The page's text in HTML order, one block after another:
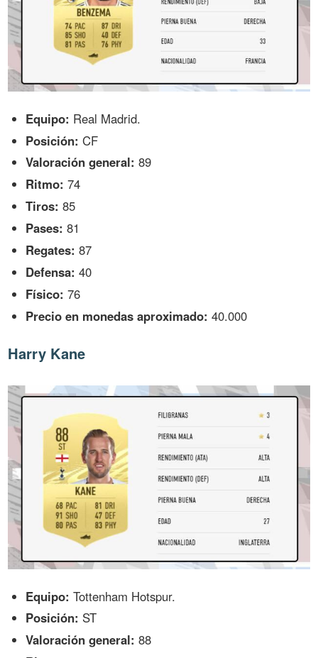
Equipo: Real Madrid.
Posición: CF
Valoración general: 89
Ritmo: 74
Tiros: 85
Pases: 81
Regates: 87
Defensa: 40
Físico: 76
Precio en monedas aproximado: 40.000
Harry Kane
Equipo: Tottenham Hotspur.
Posición: ST
Valoración general: 88